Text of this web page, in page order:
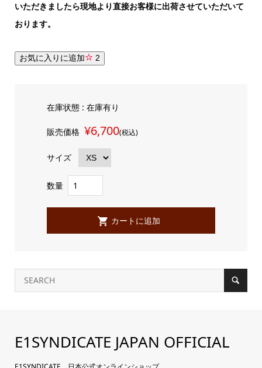
いただきましたら現地より直接お客様に出荷させていただいて
おります。
お気に入りに追加 2
在庫状態 : 在庫有り
販売価格 ¥6,700(税込)
サイズ
数量
E1SYNDICATE JAPAN OFFICIAL